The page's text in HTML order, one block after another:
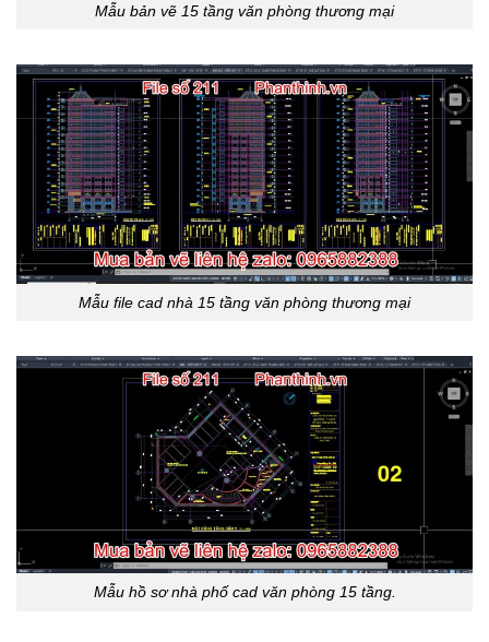
Mẫu bản vẽ 15 tầng văn phòng thương mại
Mẫu file cad nhà 15 tầng văn phòng thương mại
Mẫu hồ sơ nhà phố cad văn phòng 15 tầng.